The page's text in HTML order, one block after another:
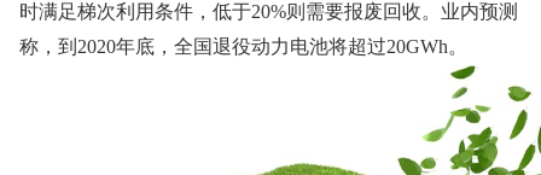
时满足梯次利用条件，低于20%则需要报废回收。业内预测
称，到2020年底，全国退役动力电池将超过20GWh。